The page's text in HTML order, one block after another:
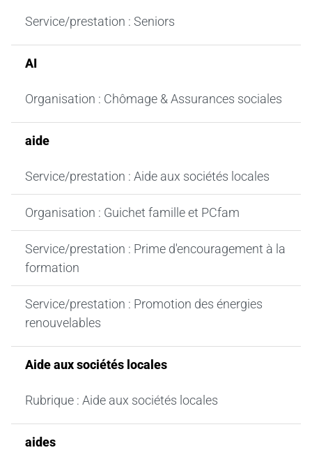
Service/prestation : Seniors
AI
Organisation : Chômage & Assurances sociales
aide
Service/prestation : Aide aux sociétés locales
Organisation : Guichet famille et PCfam
Service/prestation : Prime d'encouragement à la
formation
Service/prestation : Promotion des énergies
renouvelables
Aide aux sociétés locales
Rubrique : Aide aux sociétés locales
aides